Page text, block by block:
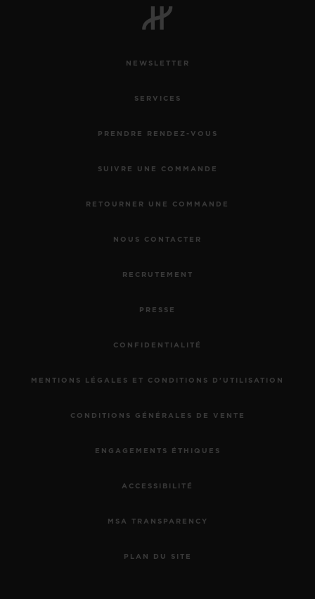
NEWSLETTER
SERVICES
PRENDRE RENDEZ-VOUS
SUIVRE UNE COMMANDE
RETOURNER UNE COMMANDE
NOUS CONTACTER
RECRUTEMENT
PRESSE
CONFIDENTIALITÉ
MENTIONS LÉGALES ET CONDITIONS D'UTILISATION
CONDITIONS GÉNÉRALES DE VENTE
ENGAGEMENTS ÉTHIQUES
ACCESSIBILITÉ
MSA TRANSPARENCY
PLAN DU SITE